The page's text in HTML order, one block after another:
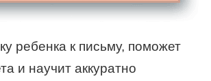
ребенка к письму, поможет
и научит аккуратно